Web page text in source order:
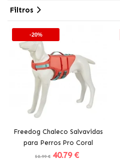
Filtros
-20%
Freedog Chaleco Salvavidas
para Perros Pro Coral
50.99 € 40.79 €